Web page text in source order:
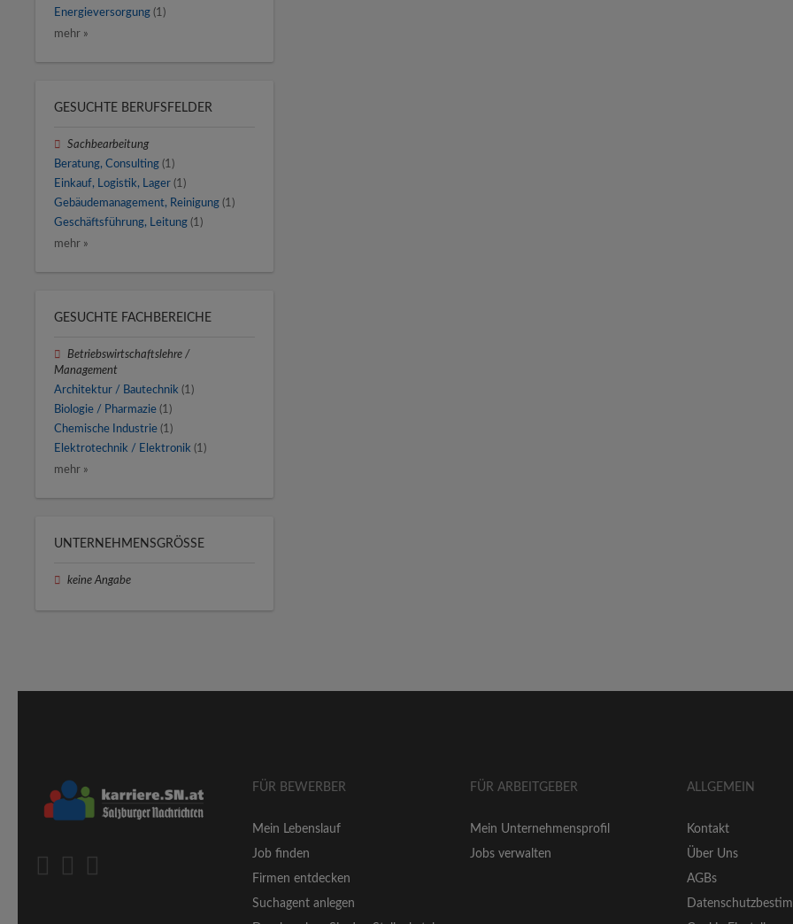
Energieversorgung (1)
mehr »
GESUCHTE BERUFSFELDER
Sachbearbeitung
Beratung, Consulting (1)
Einkauf, Logistik, Lager (1)
Gebäudemanagement, Reinigung (1)
Geschäftsführung, Leitung (1)
mehr »
GESUCHTE FACHBEREICHE
Betriebswirtschaftslehre /
Management
Architektur / Bautechnik (1)
Biologie / Pharmazie (1)
Chemische Industrie (1)
Elektrotechnik / Elektronik (1)
mehr »
UNTERNEHMENSGRÖSSE
keine Angabe
FÜR BEWERBER
Mein Lebenslauf
Job finden
Firmen entdecken
Suchagent anlegen
FÜR ARBEITGEBER
Mein Unternehmensprofil
Jobs verwalten
ALLGEMEIN
Kontakt
Über Uns
AGBs